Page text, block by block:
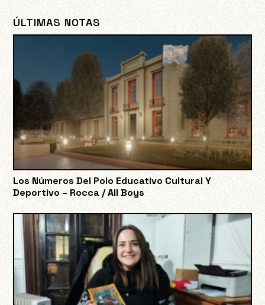
ÚLTIMAS NOTAS
Los Números Del Polo Educativo Cultural Y
Deportivo – Rocca / All Boys